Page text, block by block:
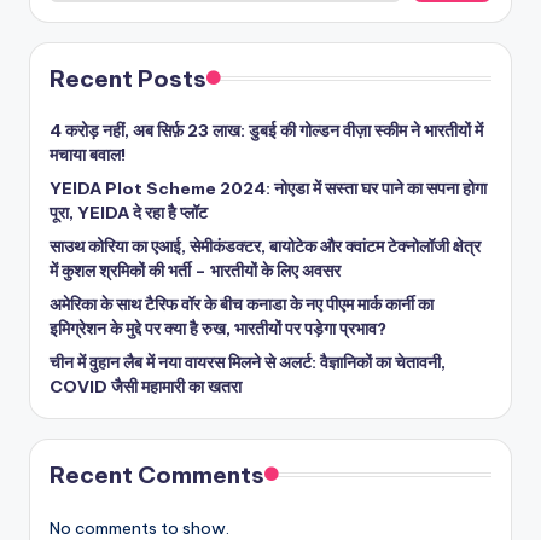
Recent Posts
4 करोड़ नहीं, अब सिर्फ़ 23 लाख: डुबई की गोल्डन वीज़ा स्कीम ने भारतीयों में
मचाया बवाल!
YEIDA Plot Scheme 2024: नोएडा में सस्ता घर पाने का सपना होगा
पूरा, YEIDA दे रहा है प्लॉट
साउथ कोरिया का एआई, सेमीकंडक्टर, बायोटेक और क्वांटम टेक्नोलॉजी क्षेत्र
में कुशल श्रमिकों की भर्ती – भारतीयों के लिए अवसर
अमेरिका के साथ टैरिफ वॉर के बीच कनाडा के नए पीएम मार्क कार्नी का
इमिग्रेशन के मुद्दे पर क्या है रुख, भारतीयों पर पड़ेगा प्रभाव?
चीन में वुहान लैब में नया वायरस मिलने से अलर्ट: वैज्ञानिकों का चेतावनी,
COVID जैसी महामारी का खतरा
Recent Comments
No comments to show.